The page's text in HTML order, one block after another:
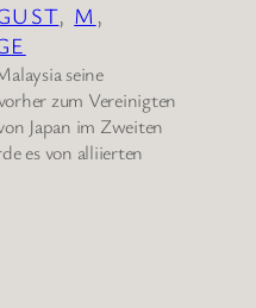
, M
seine
zum Vereinigten
Japan im Zweiten
es von alliierten